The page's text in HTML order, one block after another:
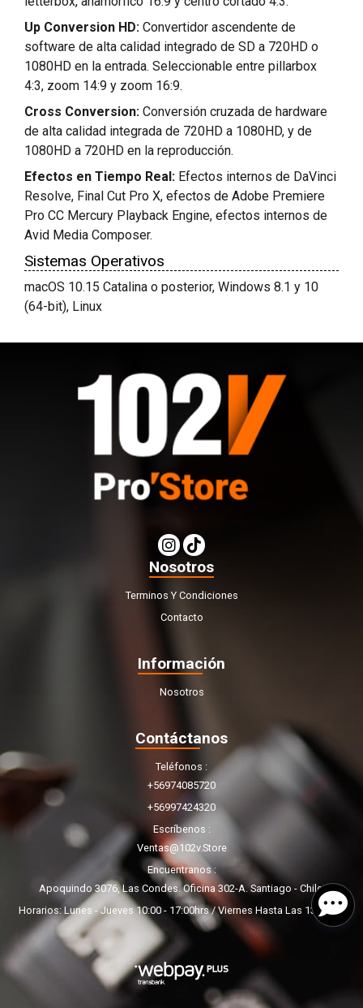
Up Conversion HD: Convertidor ascendente de
software de alta calidad integrado de SD a 720HD o
1080HD en la entrada. Seleccionable entre pillarbox
4:3, zoom 14:9 y zoom 16:9.
Cross Conversion: Conversión cruzada de hardware
de alta calidad integrada de 720HD a 1080HD, y de
1080HD a 720HD en la reproducción.
Efectos en Tiempo Real: Efectos internos de DaVinci
Resolve, Final Cut Pro X, efectos de Adobe Premiere
Pro CC Mercury Playback Engine, efectos internos de
Avid Media Composer.
Sistemas Operativos
macOS 10.15 Catalina o posterior, Windows 8.1 y 10
(64-bit), Linux
Nosotros
Terminos Y Condiciones
Contacto
Información
Nosotros
Contáctanos
Teléfonos
+56974085720
+56997424320
Escríbenos
Ventas@102v.store
Encuentranos
Apoquindo 3076, Las Condes. Oficina 302-A. Santiago - Chile.
Horarios: Lunes - Jueves 10:00 - 17:00hrs / Viernes Hasta Las 13:00hrs